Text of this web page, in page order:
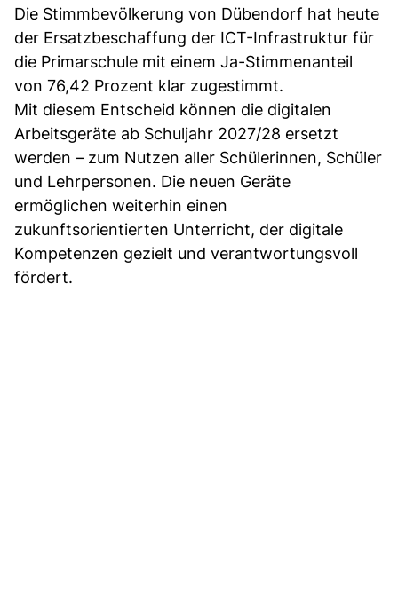
Die Stimmbevölkerung von Dübendorf hat heute
der Ersatzbeschaffung der ICT-Infrastruktur für
die Primarschule mit einem Ja-Stimmenanteil
von 76,42 Prozent klar zugestimmt.
Mit diesem Entscheid können die digitalen
Arbeitsgeräte ab Schuljahr 2027/28 ersetzt
werden – zum Nutzen aller Schülerinnen, Schüler
und Lehrpersonen. Die neuen Geräte
ermöglichen weiterhin einen
zukunftsorientierten Unterricht, der digitale
Kompetenzen gezielt und verantwortungsvoll
fördert.